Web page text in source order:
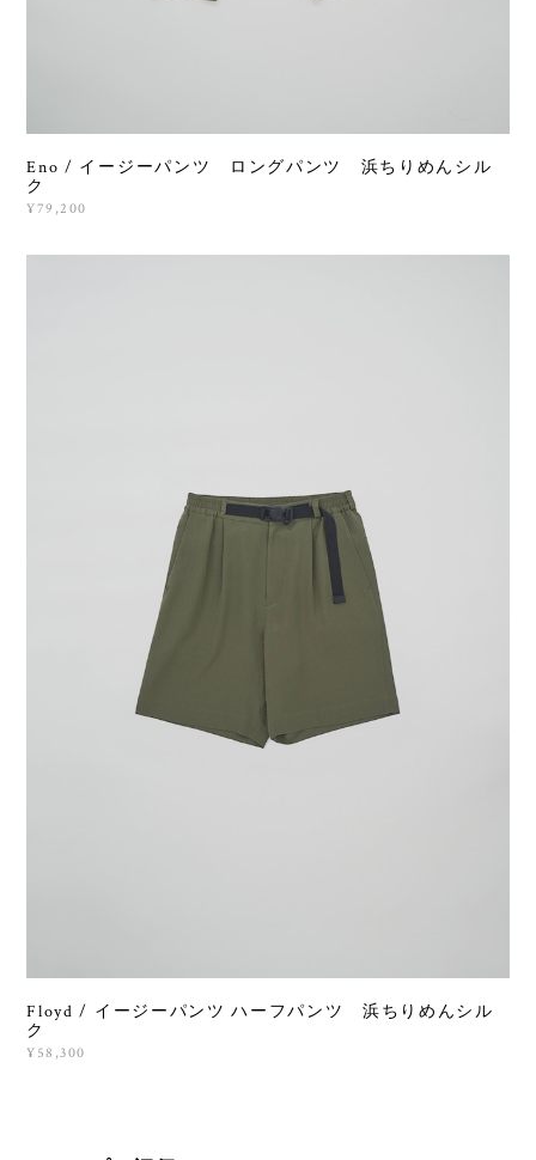
Eno / イージーパンツ ロングパンツ 浜ちりめんシル
ク
¥79,200
Floyd / イージーパンツ ハーフパンツ 浜ちりめんシル
ク
¥58,300